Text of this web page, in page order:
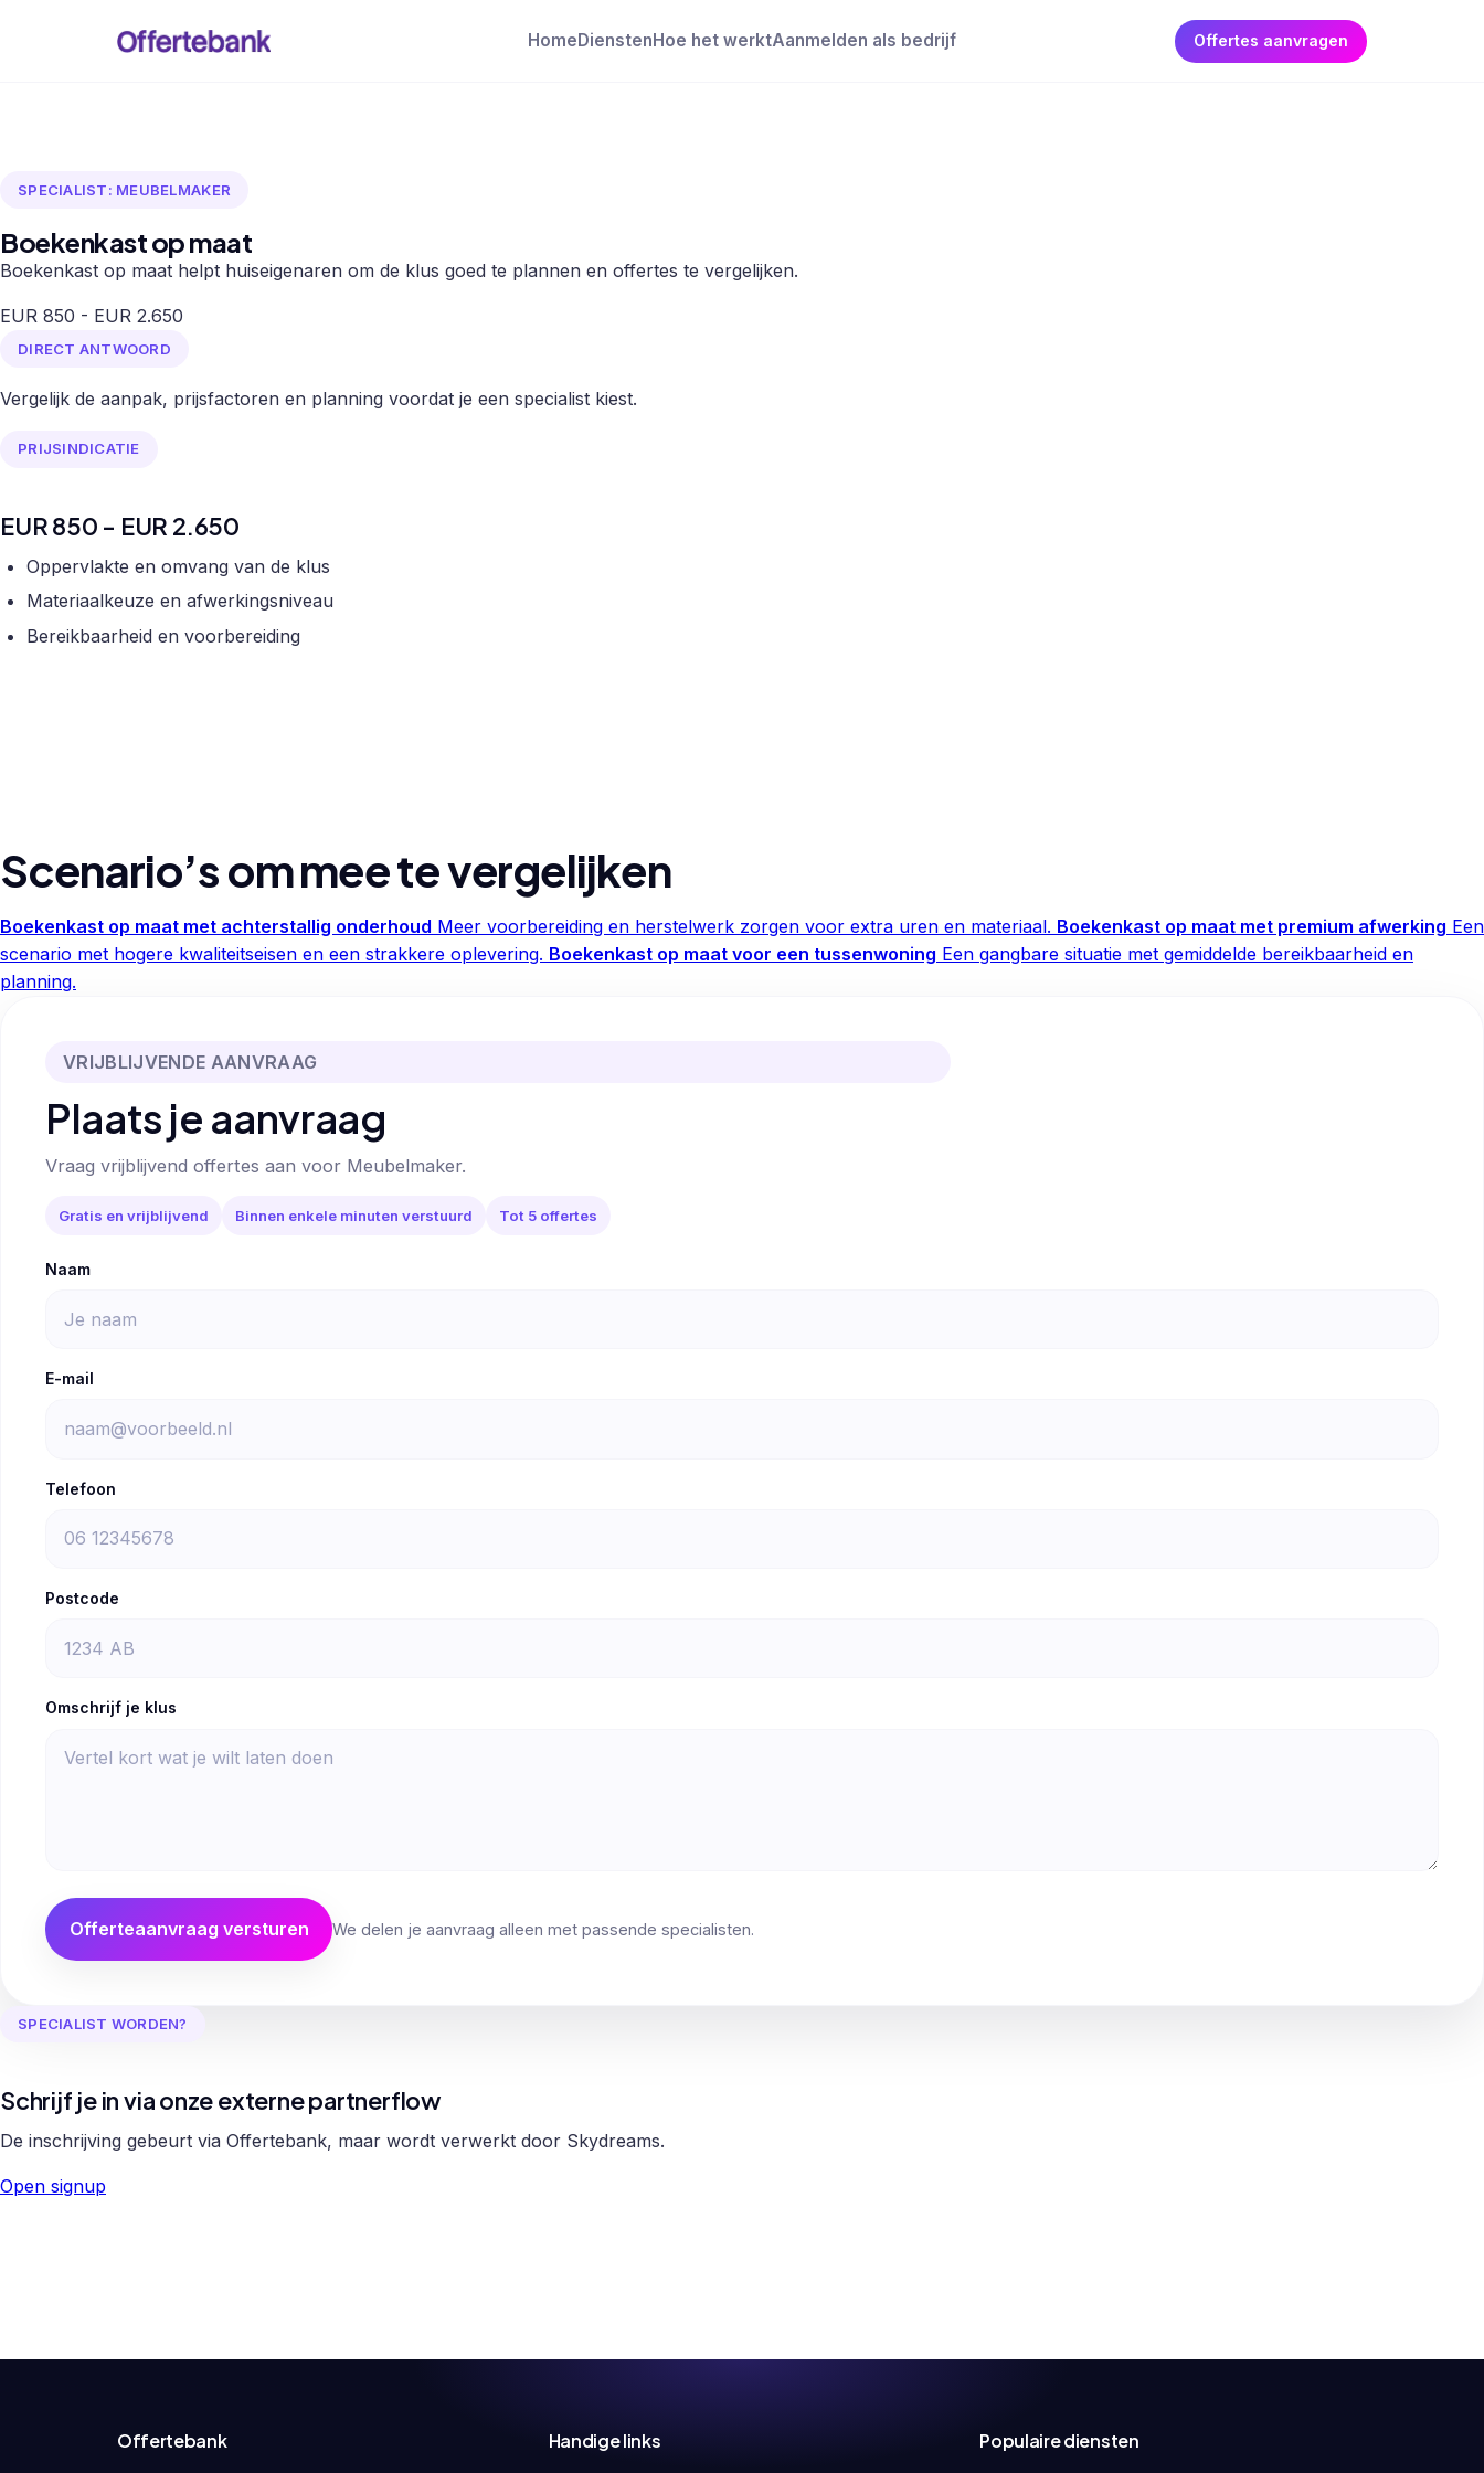
Home Diensten Hoe het werktAanmelden als bedrijf Offertes aanvragen
SPECIALIST: MEUBELMAKER
Boekenkast op maat
Boekenkast op maat helpt huiseigenaren om de klus goed te plannen en offertes te vergelijken.
EUR 850 - EUR 2.650
DIRECT ANTWOORD
Vergelijk de aanpak, prijsfactoren en planning voordat je een specialist kiest.
PRIJSINDICATIE
EUR 850 - EUR 2.650
Oppervlakte en omvang van de klus
Materiaalkeuze en afwerkingsniveau
Bereikbaarheid en voorbereiding
Scenario’s om mee te vergelijken
Boekenkast op maat met achterstallig onderhoud Meer voorbereiding en herstelwerk zorgen voor extra uren en materiaal. Boekenkast op maat met premium afwerking Een
scenario met hogere kwaliteitseisen en een strakkere oplevering. Boekenkast op maat voor een tussenwoning Een gangbare situatie met gemiddelde bereikbaarheid en
planning.
VRIJBLIJVENDE AANVRAAG
Plaats je aanvraag
Vraag vrijblijvend offertes aan voor Meubelmaker.
Gratis en vrijblijvend Binnen enkele minuten verstuurd Tot 5 offertes
Naam
E-mail
Telefoon
Postcode
Omschrijf je klus
Offerteaanvraag versturen We delen je aanvraag alleen met passende specialisten.
SPECIALIST WORDEN?
Schrijf je in via onze externe partnerflow
De inschrijving gebeurt via Offertebank, maar wordt verwerkt door Skydreams.
Open signup
Offertebank Handige links Populaire diensten